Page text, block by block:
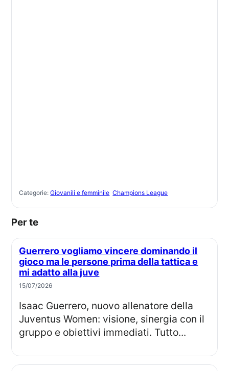
Categorie:Giovanili e femminile Champions League
Per te
Guerrero vogliamo vincere dominando il
gioco ma le persone prima della tattica e
mi adatto alla juve
15/07/2026
Isaac Guerrero, nuovo allenatore della
Juventus Women: visione, sinergia con il
gruppo e obiettivi immediati. Tutto...